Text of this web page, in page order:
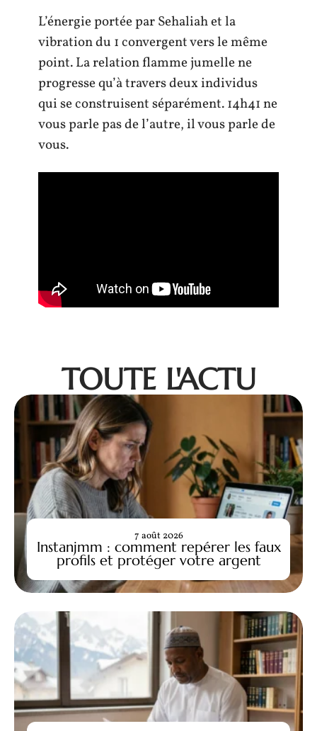
L’énergie portée par Sehaliah et la
vibration du 1 convergent vers le même
point. La relation flamme jumelle ne
progresse qu’à travers deux individus
qui se construisent séparément. 14h41 ne
vous parle pas de l’autre, il vous parle de
vous.
TOUTE L'ACTU
Instanjmm : comment repérer les faux
profils et protéger votre argent
7 août 2026